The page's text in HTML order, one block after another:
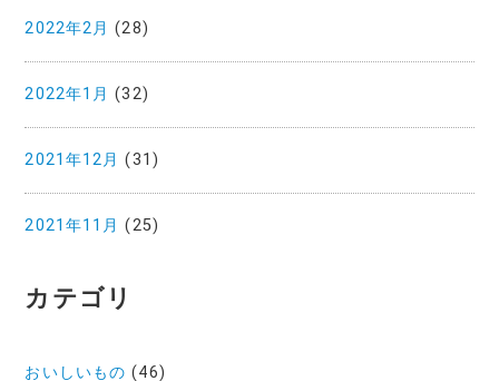
2022年2月 (28)
2022年1月 (32)
2021年12月 (31)
2021年11月 (25)
カテゴリ
おいしいもの (46)